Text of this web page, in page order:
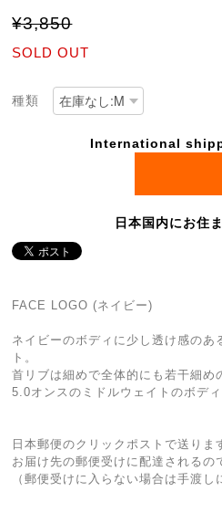
¥3,850
SOLD OUT
種類
International
日本国内にお住
FACE LOGO (ネイビー)
ネイビーのボディに少し透け感のあ
ト。
首リブは細めで全体的にも若干細め
5.0オンスのミドルウェイトのボデ
日本郵便のクリックポストで送りま
お届け先の郵便受けに配達されるの
（郵便受けに入らない場合は手渡し